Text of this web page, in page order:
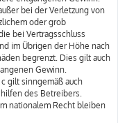
bei der Verletzung von
oder grob
bei Vertragsschluss
im Übrigen der Höhe nach
begrenzt. Dies gilt auch
Gewinn.
gilt sinngemäß auch
des Betreibers.
nationalem Recht bleiben